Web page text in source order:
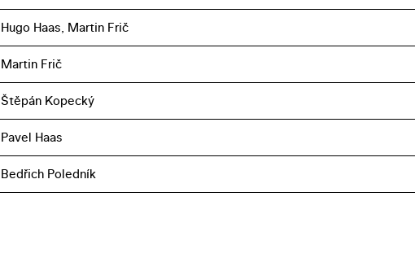
Hugo Haas, Martin Frič
Martin Frič
Štěpán Kopecký
Pavel Haas
Bedřich Poledník